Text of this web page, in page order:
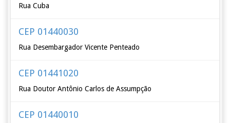
Rua Cuba
CEP 01440030
Rua Desembargador Vicente Penteado
CEP 01441020
Rua Doutor Antônio Carlos de Assumpção
CEP 01440010